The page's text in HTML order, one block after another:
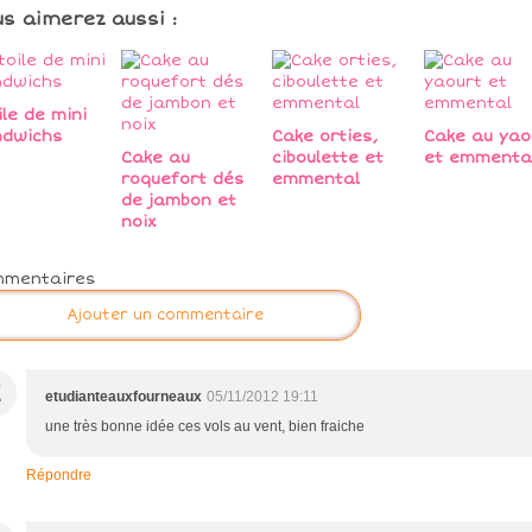
aimerez aussi :
de mini
Cake au
roquefort dés
de jambon et
noix
Cake orties,
ciboulette et
emmental
Cake au
et
Ajouter un commentaire
etudianteauxfourneaux 05/11/2012 19:11
une très bonne idée ces vols au vent, bien fraiche
Répondre